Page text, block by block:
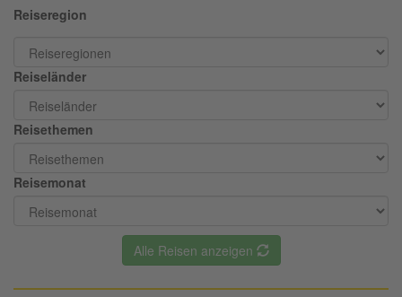
Reiseregion
Reiseländer
Reisethemen
Reisemonat
Alle Reisen anzeigen